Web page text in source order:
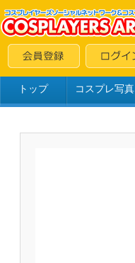
トップ コスプレ写真